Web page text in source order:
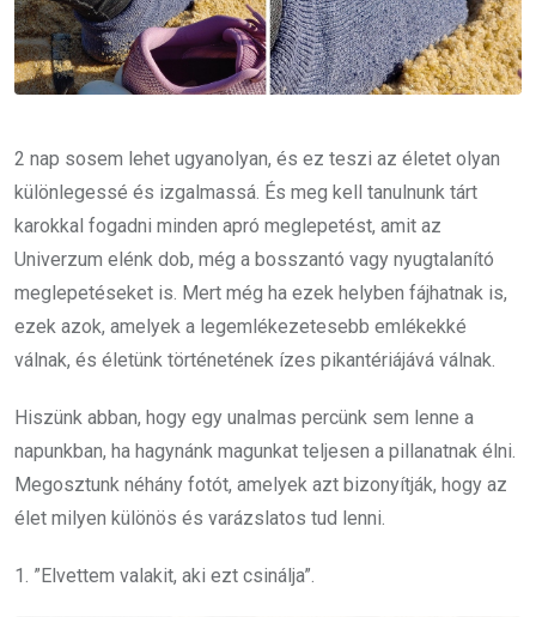
2 nap sosem lehet ugyanolyan, és ez teszi az életet olyan
különlegessé és izgalmassá. És meg kell tanulnunk tárt
karokkal fogadni minden apró meglepetést, amit az
Univerzum elénk dob, még a bosszantó vagy nyugtalanító
meglepetéseket is. Mert még ha ezek helyben fájhatnak is,
ezek azok, amelyek a legemlékezetesebb emlékekké
válnak, és életünk történetének ízes pikantériájává válnak.
Hiszünk abban, hogy egy unalmas percünk sem lenne a
napunkban, ha hagynánk magunkat teljesen a pillanatnak élni.
Megosztunk néhány fotót, amelyek azt bizonyítják, hogy az
élet milyen különös és varázslatos tud lenni.
1. ”Elvettem valakit, aki ezt csinálja”.